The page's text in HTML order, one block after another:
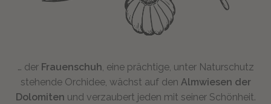
… der Frauenschuh, eine prächtige, unter Naturschutz
stehende Orchidee, wächst auf den Almwiesen der
Dolomiten und verzaubert jeden mit seiner Schönheit.